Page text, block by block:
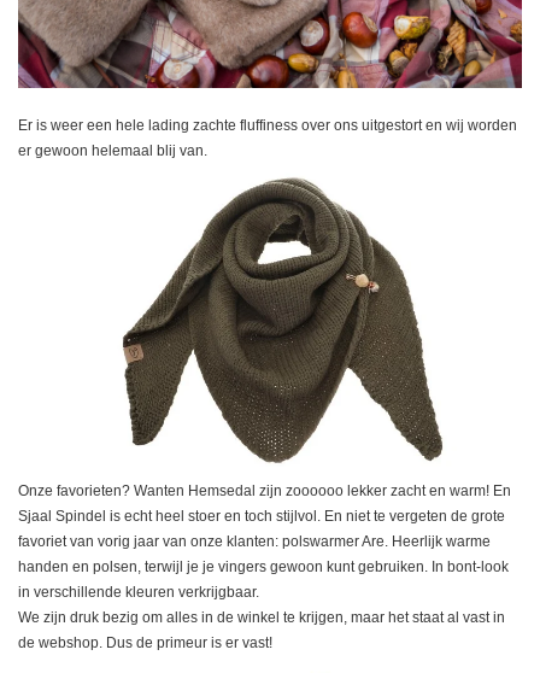
Er is weer een hele lading zachte fluffiness over ons uitgestort en wij worden
er gewoon helemaal blij van.
Onze favorieten? Wanten Hemsedal zijn zoooooo lekker zacht en warm! En
Sjaal Spindel is echt heel stoer en toch stijlvol. En niet te vergeten de grote
favoriet van vorig jaar van onze klanten: polswarmer Are. Heerlijk warme
handen en polsen, terwijl je je vingers gewoon kunt gebruiken. In bont-look
in verschillende kleuren verkrijgbaar.
We zijn druk bezig om alles in de winkel te krijgen, maar het staat al vast in
de webshop. Dus de primeur is er vast!